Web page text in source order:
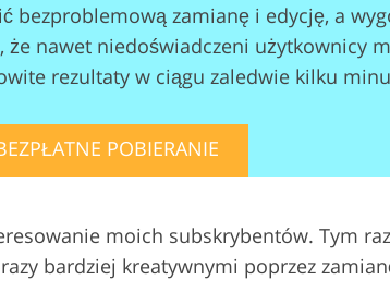
Usługi edycji wideo
bezproblemową zamianę i edycję, a
że nawet niedoświadczeni użytkownicy
rezultaty w ciągu zaledwie kilku
POBIERANIE
moich subskrybentów. Tym
bardziej kreatywnymi poprzez